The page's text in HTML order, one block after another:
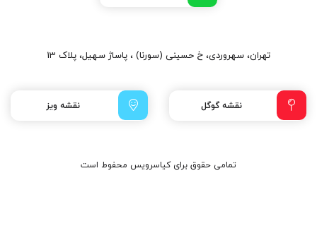
تهران، سهروردی، خ حسینی (سورنا) ، پاساژ سهیل، پلاک 13
نقشه گوگل نقشه ویز
تمامی حقوق برای کیاسرویس محفوط است